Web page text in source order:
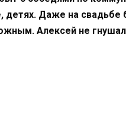
детях. Даже на свадьбе
Алексей не